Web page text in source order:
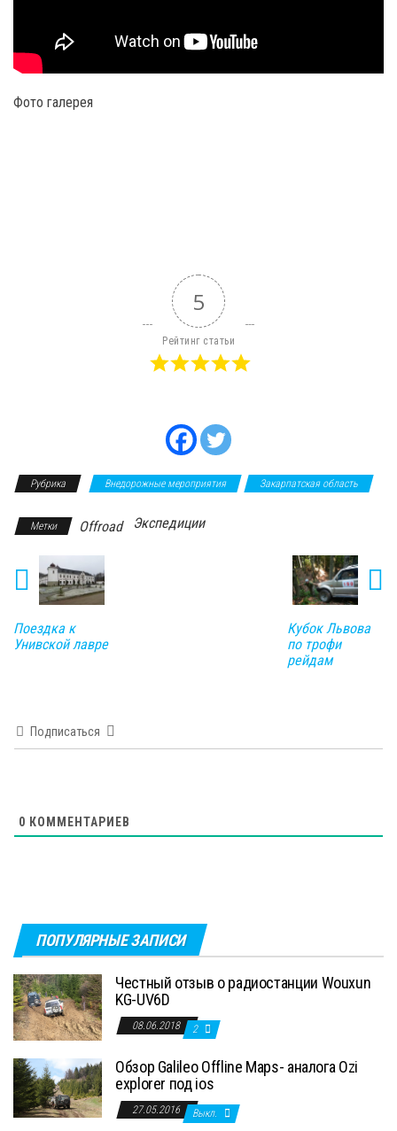
Фото галерея
5
Рейтинг статьи
Рубрика Внедорожные мероприятия Закарпатская область
Метки Offroad Экспедиции
Поездка к
Унивской лавре
Кубок Львова
по трофи
рейдам
Подписаться
0 КОММЕНТАРИЕВ
ПОПУЛЯРНЫЕ ЗАПИСИ
Честный отзыв о радиостанции Wouxun
KG-UV6D
08.06.2018 2
Обзор Galileo Offline Maps- аналога Ozi
explorer под ios
27.05.2016 Выкл.